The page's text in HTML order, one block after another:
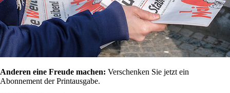
Anderen eine Freude machen: Verschenken Sie jetzt ein
Abonnement der Printausgabe.